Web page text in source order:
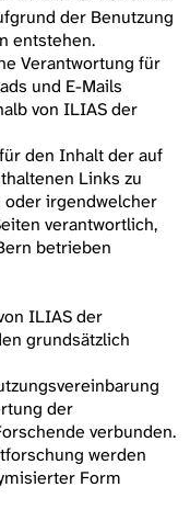
der Benutzung
entstehen.
Verantwortung für
und E-Mails
von ILIAS der
den Inhalt der auf
Links zu
irgendwelcher
verantwortlich,
betrieben
ILIAS der
grundsätzlich
der
verbunden.
werden
Form